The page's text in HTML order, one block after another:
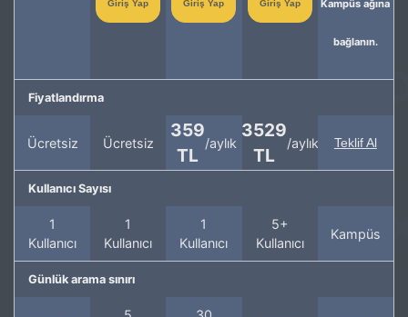
Giriş Yap Giriş Yap Giriş Yap Kampüs ağına
bağlanın.
Fiyatlandırma
Ücretsiz Ücretsiz
359
TL
/aylık
3529
TL
/aylık Teklif Al
Kullanıcı Sayısı
1
Kullanıcı
1
Kullanıcı
1
Kullanıcı
5+
Kullanıcı
Kampüs
Günlük arama sınırı